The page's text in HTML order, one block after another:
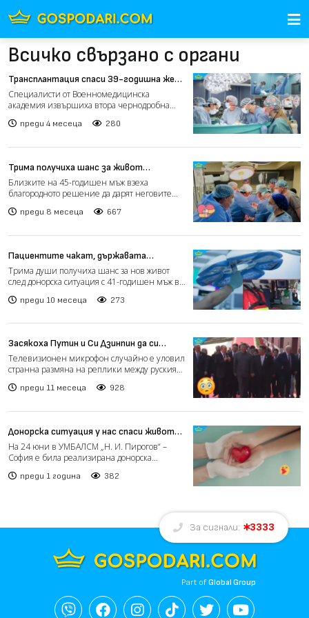
Всичко свързано с органи
Трансплантация спаси 39-годишна жена
с остра чернодробна недостатъчност
Специалисти от Военномедицинска
академия извършиха втора чернодробна
преди 4 месеца 280
Трима получиха шанс за живот
благодарение на донорска ситуация
Близките на 45-годишен мъж взеха
благородното решение да дарят неговите
преди 8 месеца 667
Пациентите чакат, държавата
бездейства: Трансплантациите у нас са
рядкост (видео)
Трима души получиха шанс за нов живот
след донорска ситуация с 41-годишен мъж в
преди 10 месеца 273
Засякоха Путин и Си Дзинпин да си
говорят за трансплантации на органи и
безсмъртие
Телевизионен микрофон случайно е уловил
странна размяна на реплики между руския
преди 11 месеца 928
Донорска ситуация у нас спаси живота
на трима души в Румъния
На 24 юни в УМБАЛСМ „Н. И. Пирогов“ –
София е била реализирана донорска
преди 1 година 382
За сигнали: 3333
Part ofGlobal Group